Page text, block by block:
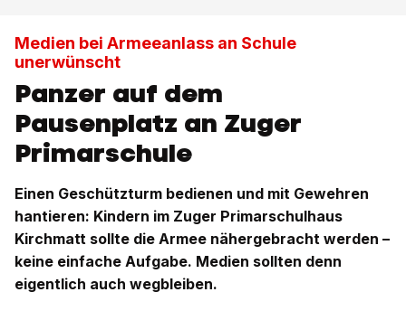
Medien bei Armeeanlass an Schule
unerwünscht
Panzer auf dem
Pausenplatz an Zuger
Primarschule
Einen Geschützturm bedienen und mit Gewehren
hantieren: Kindern im Zuger Primarschulhaus
Kirchmatt sollte die Armee nähergebracht werden –
keine einfache Aufgabe. Medien sollten denn
eigentlich auch wegbleiben.